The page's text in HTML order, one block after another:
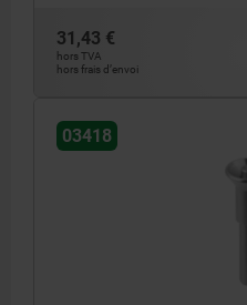
31,43 €
hors TVA
hors frais d’envoi
03418